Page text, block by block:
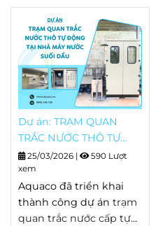
pháp luật.
Dự án: TRẠM QUAN
TRẮC NƯỚC THÔ TỰ
ĐỘNG TẠI NHÀ MÁY
NƯỚC SUỐI DẦU
25/03/2026 |
590 Lượt
xem
Aquaco đã triển khai
thành công dự án trạm
quan trắc nước cấp tự